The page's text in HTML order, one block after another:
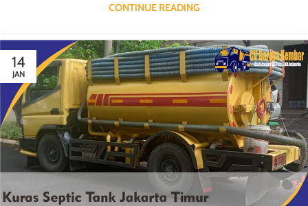
CONTINUE READING
14
JAN